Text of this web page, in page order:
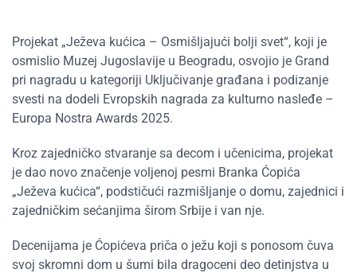
Projekat „Ježeva kućica – Osmišljajući bolji svet“, koji je
osmislio Muzej Jugoslavije u Beogradu, osvojio je Grand
pri nagradu u kategoriji Uključivanje građana i podizanje
svesti na dodeli Evropskih nagrada za kulturno nasleđe –
Europa Nostra Awards 2025.
Kroz zajedničko stvaranje sa decom i učenicima, projekat
je dao novo značenje voljenoj pesmi Branka Ćopića
„Ježeva kućica“, podstičući razmišljanje o domu, zajednici i
zajedničkim sećanjima širom Srbije i van nje.
Decenijama je Ćopićeva priča o ježu koji s ponosom čuva
svoj skromni dom u šumi bila dragoceni deo detinjstva u